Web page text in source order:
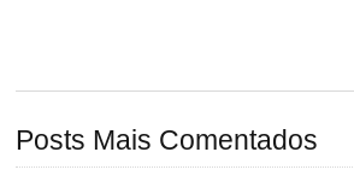
Posts Mais Comentados